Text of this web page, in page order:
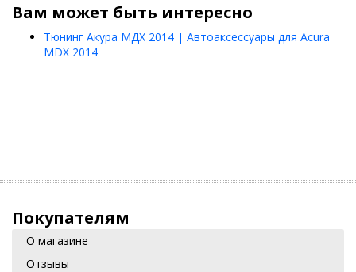
Вам может быть интересно
Тюнинг Акура МДХ 2014 | Автоаксессуары для Acura
MDX 2014
Покупателям
О магазине
Отзывы